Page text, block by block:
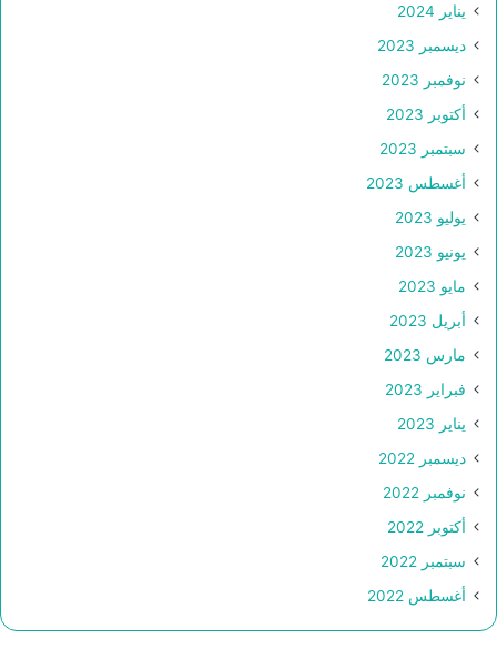
يناير 2024
ديسمبر 2023
نوفمبر 2023
أكتوبر 2023
سبتمبر 2023
أغسطس 2023
يوليو 2023
يونيو 2023
مايو 2023
أبريل 2023
مارس 2023
فبراير 2023
يناير 2023
ديسمبر 2022
نوفمبر 2022
أكتوبر 2022
سبتمبر 2022
أغسطس 2022